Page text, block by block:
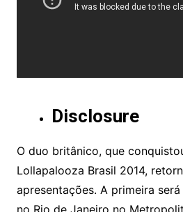
Disclosure
O duo britânico, que
Lollapalooza Brasil 2014,
apresentações. A primeira